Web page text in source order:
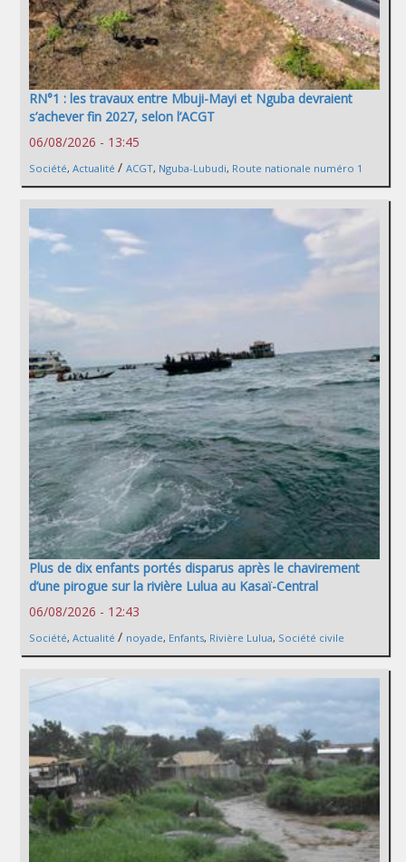
RN°1 : les travaux entre Mbuji-Mayi et Nguba devraient
s’achever fin 2027, selon l’ACGT
06/08/2026 - 13:45
Société, Actualité / ACGT, Nguba-Lubudi, Route nationale numéro 1
Plus de dix enfants portés disparus après le chavirement
d’une pirogue sur la rivière Lulua au Kasaï-Central
06/08/2026 - 12:43
Société, Actualité / noyade, Enfants, Rivière Lulua, Société civile